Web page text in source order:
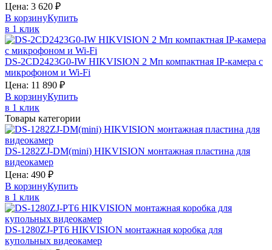
Цена: 3 620 ₽
В корзинуКупить
в 1 клик
DS-2CD2423G0-IW HIKVISION 2 Мп компактная IP-камера с
микрофоном и Wi-Fi
Цена: 11 890 ₽
В корзинуКупить
в 1 клик
Товары категории
DS-1282ZJ-DM(mini) HIKVISION монтажная пластина для
видеокамер
Цена: 490 ₽
В корзинуКупить
в 1 клик
DS-1280ZJ-PT6 HIKVISION монтажная коробка для
купольных видеокамер